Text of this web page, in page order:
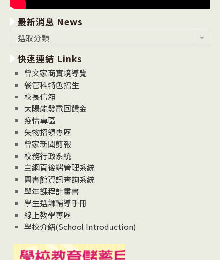
最新消息 News
消
息
News
選取分類
快速連結 Links
曾文家商實境導覽
餐管科特色招生
校長信箱
太陽能發電回饋金
疫情專區
失物招領專區
曾家新聞剪報
校務行政系統
主網頁後端管理系統
圖書館資訊查詢系統
學年課程計畫書
學生選課輔導手冊
線上教學專區
學校介紹(School Introduction)